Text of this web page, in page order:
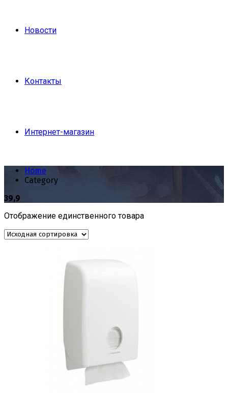
Новости
Контакты
Интернет-магазин
Home
Category
39,9
Отображение единственного товара